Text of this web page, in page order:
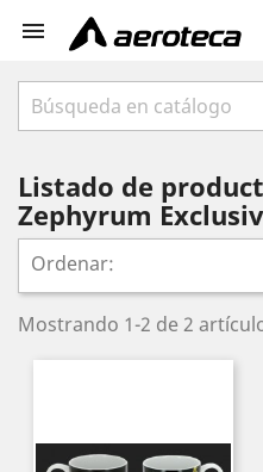

Listado de
Zephyrum
Ordenar:
Mostrando 1-2 de 2